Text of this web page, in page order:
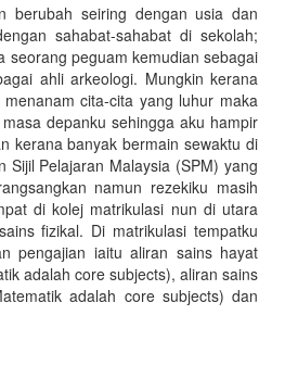
berubah seiring dengan usia dan
sahabat-sahabat di sekolah;
seorang peguam kemudian sebagai
ahli arkeologi. Mungkin kerana
cita-cita yang luhur maka
depanku sehingga aku hampir
kerana banyak bermain sewaktu di
Sijil Pelajaran Malaysia (SPM) yang
namun rezekiku masih
di kolej matrikulasi nun di utara
fizikal. Di matrikulasi tempatku
pengajian iaitu aliran sains hayat
adalah core subjects), aliran sains
adalah core subjects) dan